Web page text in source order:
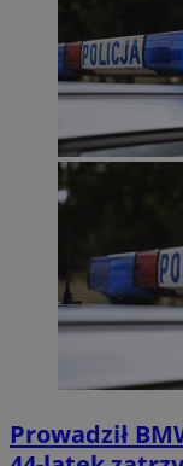
Prowadził